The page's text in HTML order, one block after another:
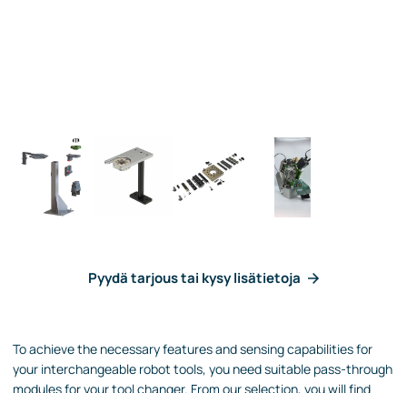
Pyydä tarjous tai kysy lisätietoja
To achieve the necessary features and sensing capabilities for
your interchangeable robot tools, you need suitable pass-through
modules for your tool changer. From our selection, you will find